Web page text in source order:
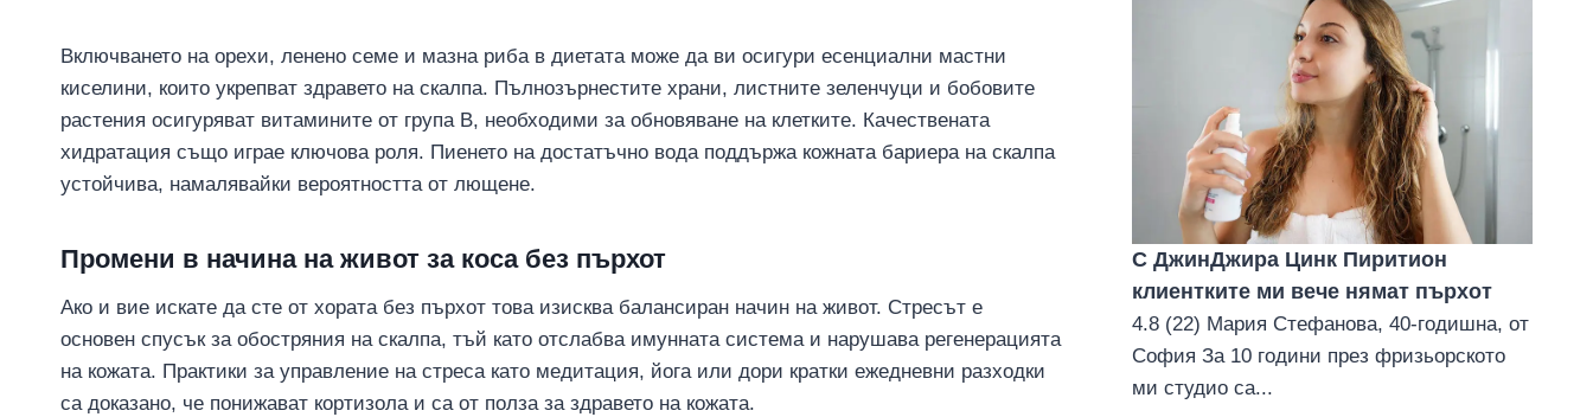
Включването на орехи, ленено семе и мазна риба в диетата може да ви осигури есенциални мастни
киселини, които укрепват здравето на скалпа. Пълнозърнестите храни, листните зеленчуци и бобовите
растения осигуряват витамините от група В, необходими за обновяване на клетките. Качествената
хидратация също играе ключова роля. Пиенето на достатъчно вода поддържа кожната бариера на скалпа
устойчива, намалявайки вероятността от лющене.
Промени в начина на живот за коса без пърхот
Ако и вие искате да сте от хората без пърхот това изисква балансиран начин на живот. Стресът е
основен спусък за обостряния на скалпа, тъй като отслабва имунната система и нарушава регенерацията
на кожата. Практики за управление на стреса като медитация, йога или дори кратки ежедневни разходки
са доказано, че понижават кортизола и са от полза за здравето на кожата.
С ДжинДжира Цинк Пиритион
клиентките ми вече нямат пърхoт
4.8 (22) Мария Стефанова, 40-годишна, от
София За 10 години през фризьорското
ми студио са...